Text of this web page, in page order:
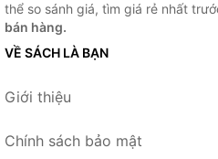
thể so sánh giá, tìm giá rẻ nhất
bán hàng.
VỀ SÁCH LÀ BẠN
Giới thiệu
Chính sách bảo mật